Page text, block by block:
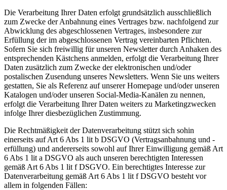
Die Verarbeitung Ihrer Daten erfolgt grundsätzlich ausschließlich
zum Zwecke der Anbahnung eines Vertrages bzw. nachfolgend zur
Abwicklung des abgeschlossenen Vertrages, insbesondere zur
Erfüllung der im abgeschlossenen Vertrag vereinbarten Pflichten.
Sofern Sie sich freiwillig für unseren Newsletter durch Anhaken des
entsprechenden Kästchens anmelden, erfolgt die Verarbeitung Ihrer
Daten zusätzlich zum Zwecke der elektronischen und/oder
postalischen Zusendung unseres Newsletters. Wenn Sie uns weiters
gestatten, Sie als Referenz auf unserer Homepage und/oder unseren
Katalogen und/oder unseren Social-Media-Kanälen zu nennen,
erfolgt die Verarbeitung Ihrer Daten weiters zu Marketingzwecken
infolge Ihrer diesbezüglichen Zustimmung.
Die Rechtmäßigkeit der Datenverarbeitung stützt sich sohin
einerseits auf Art 6 Abs 1 lit b DSGVO (Vertragsanbahnung und -
erfüllung) und andererseits sowohl auf Ihrer Einwilligung gemäß Art
6 Abs 1 lit a DSGVO als auch unseren berechtigten Interessen
gemäß Art 6 Abs 1 lit f DSGVO. Ein berechtigtes Interesse zur
Datenverarbeitung gemäß Art 6 Abs 1 lit f DSGVO besteht vor
allem in folgenden Fällen: